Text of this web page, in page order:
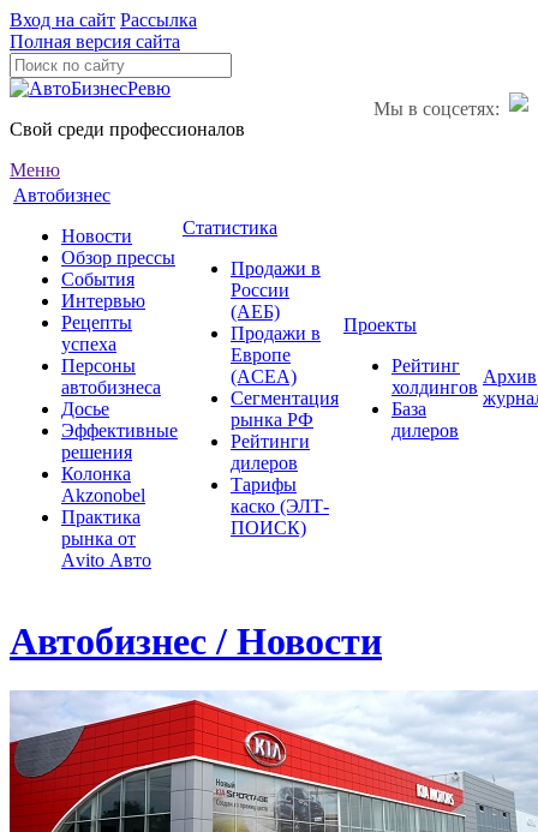
Вход на сайт Рассылка
Полная версия сайта
Мы в соцсетях:
Свой среди профессионалов
Меню
Автобизнес
Новости
Обзор прессы
События
Интервью
Рецепты
успеха
Персоны
автобизнеса
Досье
Эффективные
решения
Колонка
Akzonobel
Практика
рынка от
Аvito Авто
Статистика
Продажи в
России
(АЕБ)
Продажи в
Европе
(ACEA)
Сегментация
рынка РФ
Рейтинги
дилеров
Тарифы
каско (ЭЛТ-
ПОИСК)
Проекты
Рейтинг
холдингов
База
дилеров
Архив
Автобизнес / Новости